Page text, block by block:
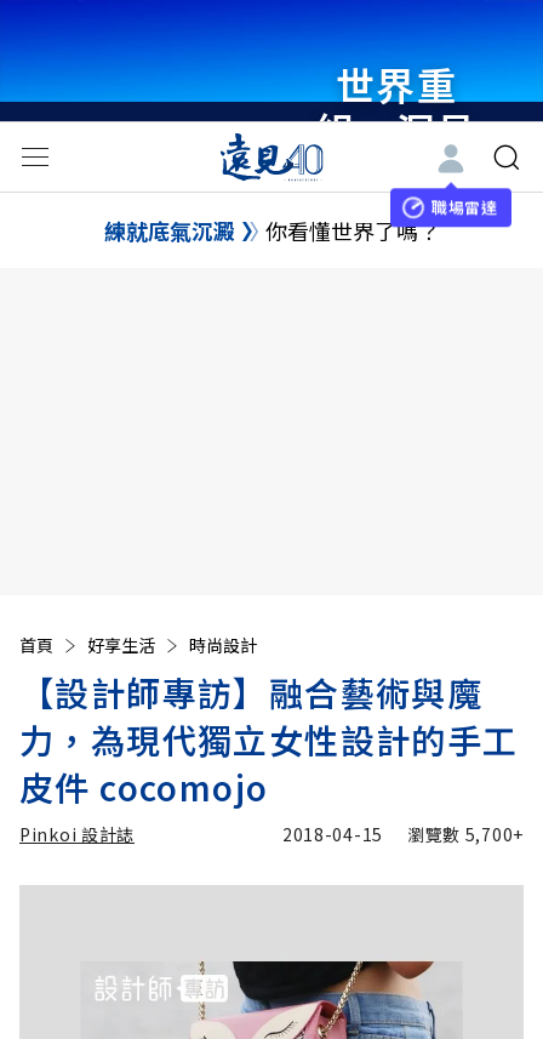
世界重
組・洞見
未來 與
世界領袖
瞭解更多
職場雷達
練就底氣沉澱 你看懂世界了嗎？
首頁 好享生活 時尚設計
【設計師專訪】融合藝術與魔
力，為現代獨立女性設計的手工
皮件 cocomojo
Pinkoi 設計誌 2018-04-15 瀏覽數 5,700+